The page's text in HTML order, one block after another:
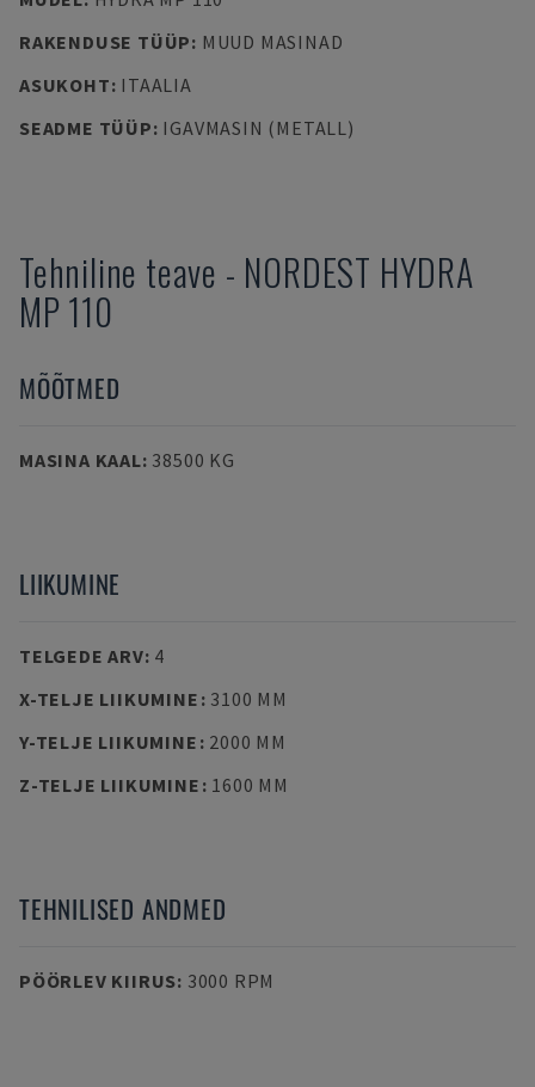
RAKENDUSE TÜÜP: MUUD MASINAD
ASUKOHT: ITAALIA
SEADME TÜÜP: IGAVMASIN (METALL)
Tehniline teave - NORDEST HYDRA
MP 110
MÕÕTMED
MASINA KAAL: 38500 KG
LIIKUMINE
TELGEDE ARV: 4
X-TELJE LIIKUMINE : 3100 MM
Y-TELJE LIIKUMINE : 2000 MM
Z-TELJE LIIKUMINE : 1600 MM
TEHNILISED ANDMED
PÖÖRLEV KIIRUS: 3000 RPM